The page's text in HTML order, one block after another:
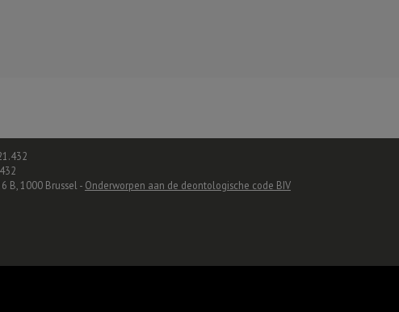
B, 1000 Brussel - Onderworpen aan de deontologische code BIV